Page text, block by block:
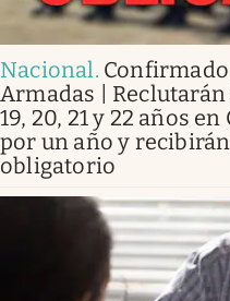
Nacional.
Armadas |
19, 20, 21 y 22 años
por un año y
obligatorio